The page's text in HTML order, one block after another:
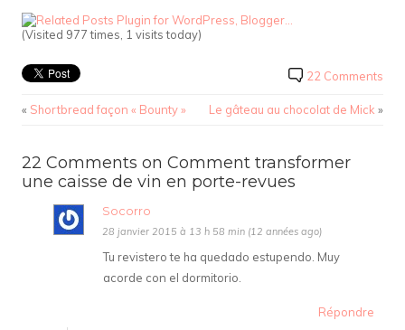
(Visited 977 times, 1 visits today)
22 Comments
« Shortbread façon « Bounty » Le gâteau au chocolat de Mick »
22 Comments on Comment transformer
une caisse de vin en porte-revues
Socorro
28 janvier 2015 à 13 h 58 min (12 années ago)
Tu revistero te ha quedado estupendo. Muy
acorde con el dormitorio.
Répondre